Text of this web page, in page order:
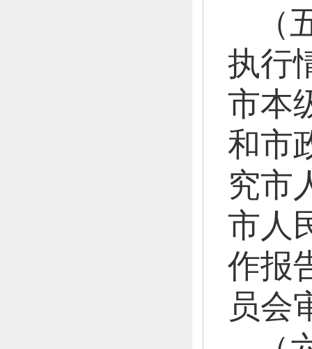
执行
市本
和市
究市
市人
作报
员会